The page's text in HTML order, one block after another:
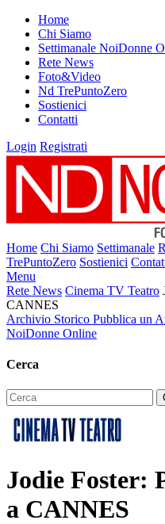
Home
Chi Siamo
Settimanale NoiDonne
Rete News
Foto&Video
Nd TrePuntoZero
Sostienici
Contatti
Login Registrati
Home Chi Siamo Settimanale
TrePuntoZero Sostienici
Menu
Rete News Cinema TV Teatro
CANNES
Archivio Storico Pubblica un
NoiDonne Online
Cerca
Jodie Foster:
a CANNES